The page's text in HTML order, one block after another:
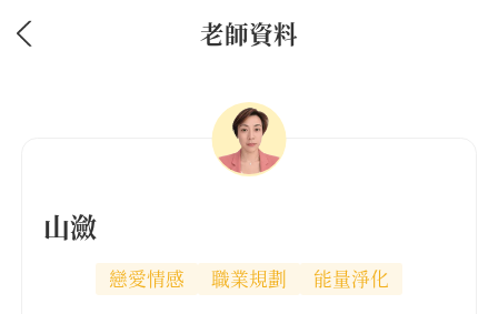
老師資料
山瀲
戀愛情感 職業規劃 能量淨化